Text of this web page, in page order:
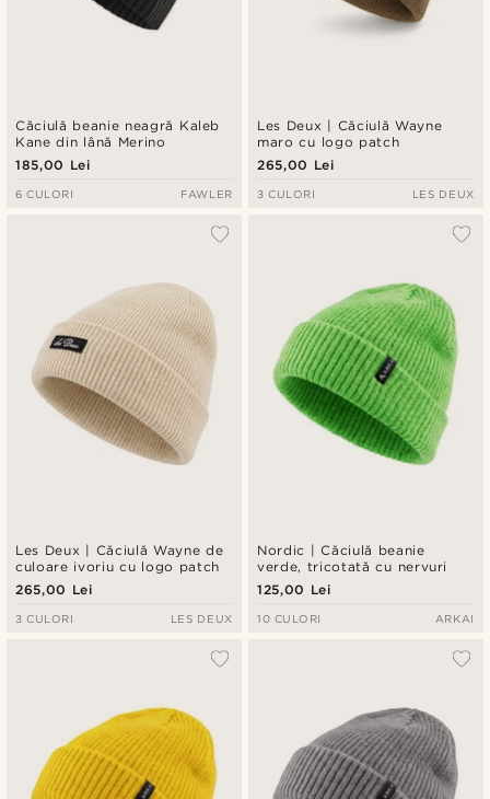
Căciulă beanie neagră Kaleb
Kane din lână Merino
185,00 Lei
6 CULORI FAWLER
Les Deux | Căciulă Wayne
maro cu logo patch
265,00 Lei
3 CULORI LES DEUX
Les Deux | Căciulă Wayne de
culoare ivoriu cu logo patch
265,00 Lei
3 CULORI LES DEUX
Nordic | Căciulă beanie
verde, tricotată cu nervuri
125,00 Lei
10 CULORI ARKAI